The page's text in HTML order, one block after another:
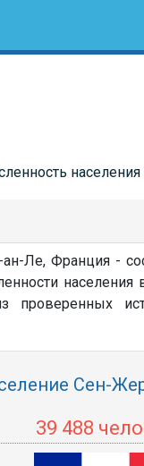
Ле, Франция -
населения
проверенных
Сен-
39 488